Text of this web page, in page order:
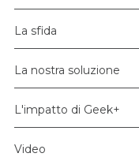
La sfida
La nostra soluzione
L'impatto di Geek+
Video